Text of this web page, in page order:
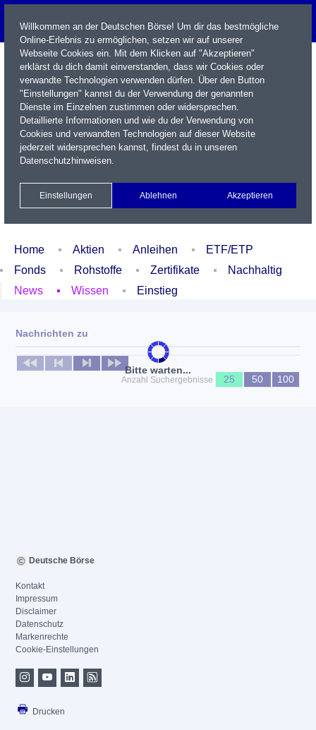
Name / WKN / ISIN / Kürzel
Xetra Realtime
Watchlist Portfolio Login
Home Aktien Anleihen
ETF/ETP
Fonds
Rohstoffe Zertifikate
Nachhaltig
News
Wissen Einstieg
Bitte warten...
Nachrichten zu
Keine News verfügbar
Anzahl Suchergebnisse
25 50 100
Willkommen an der Deutschen Börse! Um dir das bestmögliche
Online-Erlebnis zu ermöglichen, setzen wir auf unserer
Webseite Cookies ein. Mit dem Klicken auf "Akzeptieren"
erklärst du dich damit einverstanden, dass wir Cookies oder
verwandte Technologien verwenden dürfen. Über den Button
"Einstellungen" kannst du der Verwendung der genannten
Dienste im Einzelnen zustimmen oder widersprechen.
Detaillierte Informationen und wie du der Verwendung von
Cookies und verwandten Technologien auf dieser Website
jederzeit widersprechen kannst, findest du in unseren
Datenschutzhinweisen.
Einstellungen Ablehnen Akzeptieren
Deutsche Börse
Kontakt
Impressum
Disclaimer
Datenschutz
Markenrechte
Cookie-Einstellungen
Drucken